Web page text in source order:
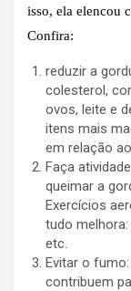
isso, ela elencou
Confira:
reduzir a
colesterol,
ovos, leite e
itens mais
em relação
Faça
queimar a
Exercícios
tudo
etc.
Evitar o
contribuem